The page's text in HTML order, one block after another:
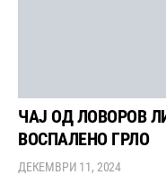
ЧАЈ ОД ЛОВОРОВ
ВОСПАЛЕНО ГРЛО
ДЕКЕМВРИ 11, 2024